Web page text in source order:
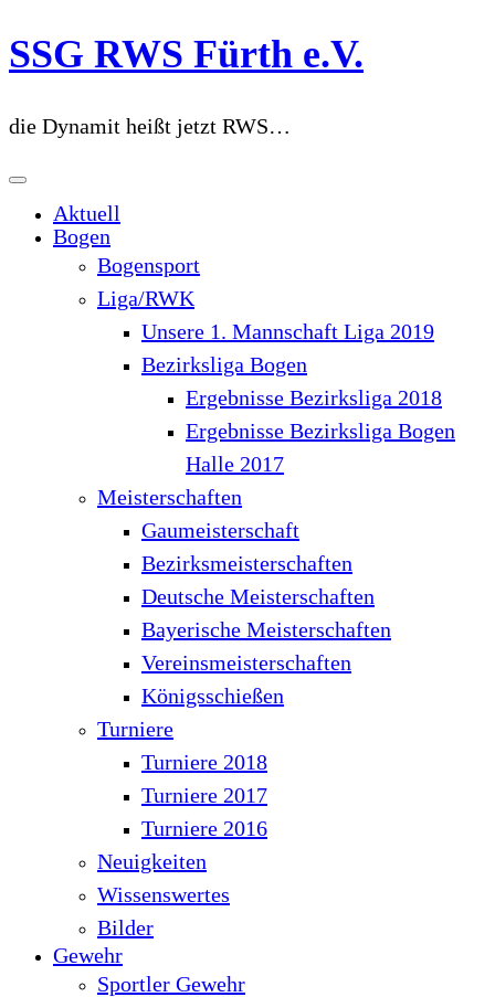
Zum
Inhalt
SSG RWS Fürth e.V.
die Dynamit heißt jetzt RWS…
Aktuell
Bogen
Bogensport
Liga/RWK
Unsere 1. Mannschaft Liga 2019
Bezirksliga Bogen
Ergebnisse Bezirksliga 2018
Ergebnisse Bezirksliga Bogen
Halle 2017
Meisterschaften
Gaumeisterschaft
Bezirksmeisterschaften
Deutsche Meisterschaften
Bayerische Meisterschaften
Vereinsmeisterschaften
Königsschießen
Turniere
Turniere 2018
Turniere 2017
Turniere 2016
Neuigkeiten
Wissenswertes
Bilder
Gewehr
Sportler Gewehr